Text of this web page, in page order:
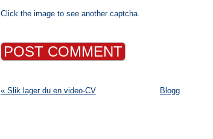
Click the image to see another captcha.
« Slik lager du en video-CV Blogg